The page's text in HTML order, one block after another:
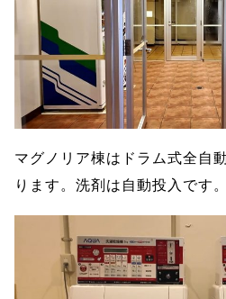
マグノリア棟はドラム式全自
ります。洗剤は自動投入です。